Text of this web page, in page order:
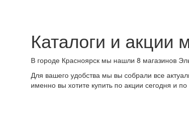
Каталоги и акции
В городе Красноярск мы нашли 8 магазинов
Для вашего удобства мы вы собрали все
именно вы хотите купить по акции сегодня и